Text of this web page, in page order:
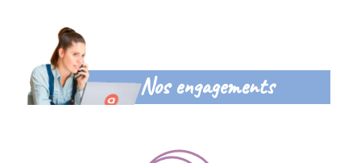
Nos engagements